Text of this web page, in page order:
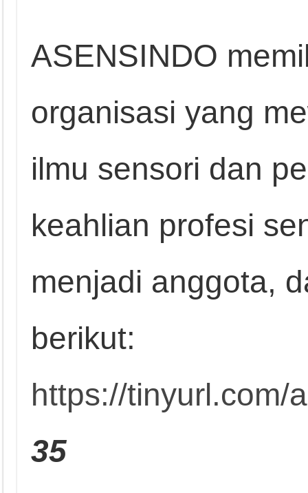
ASENSINDO
organisasi yang
ilmu sensori dan
keahlian profesi
menjadi anggota,
berikut:
https://tinyurl.com/
35